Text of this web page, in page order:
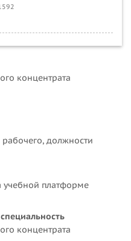
концентрата
должности
платформе
концентрата